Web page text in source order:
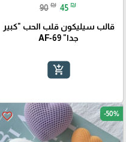
90 ₪ 45 ₪
قالب سيليكون قلب الحب "كبير
جدا" AF-69
add_shopping_cart
favorite_border -50%